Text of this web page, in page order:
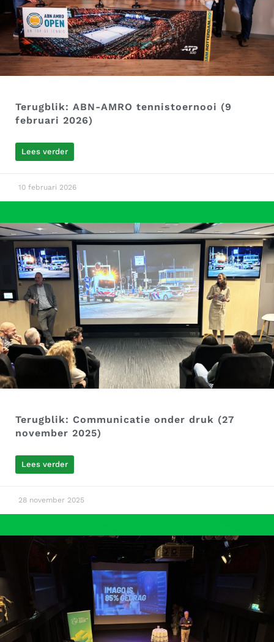
Terugblik: ABN-AMRO tennistoernooi (9
februari 2026)
Lees verder
10 februari 2026
Terugblik: Communicatie onder druk (27
november 2025)
Lees verder
28 november 2025